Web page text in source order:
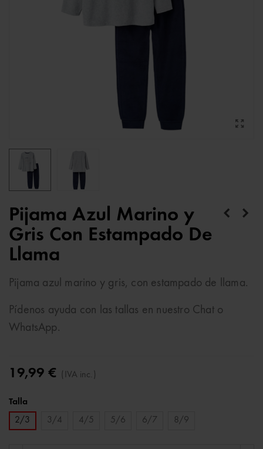
Pijama Azul Marino y
Gris Con Estampado De
Llama
Pijama azul marino y gris, con estampado de llama.
Pídenos ayuda con las tallas en nuestro Chat o
WhatsApp.
19,99 € (IVA inc.)
Talla
2/3
3/4 4/5 5/6 6/7 8/9